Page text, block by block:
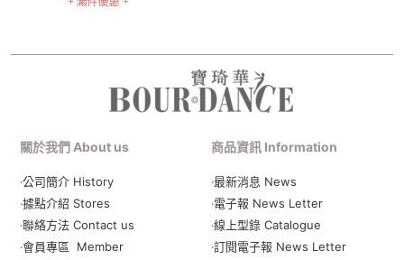
關於我們 About us
‧公司簡介 History
‧據點介紹 Stores
‧聯絡方法 Contact us
‧會員專區 Member
商品資訊 Information
‧最新消息 News
‧電子報 News Letter
‧線上型錄 Catalogue
‧訂閱電子報 News Letter